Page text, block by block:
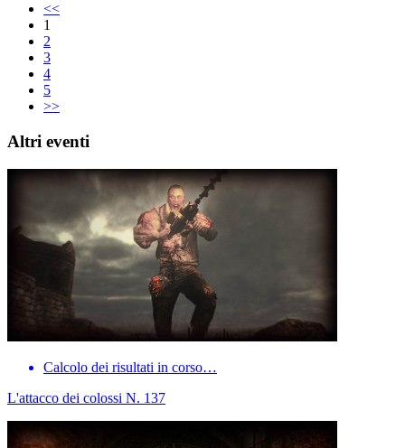
<<
1
2
3
4
5
>>
Altri eventi
Calcolo dei risultati in corso…
L'attacco dei colossi N. 137